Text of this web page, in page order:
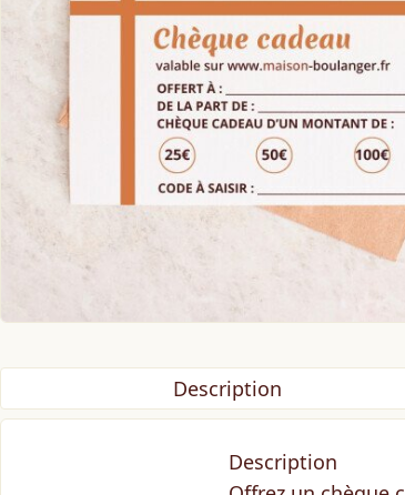
Description
Description